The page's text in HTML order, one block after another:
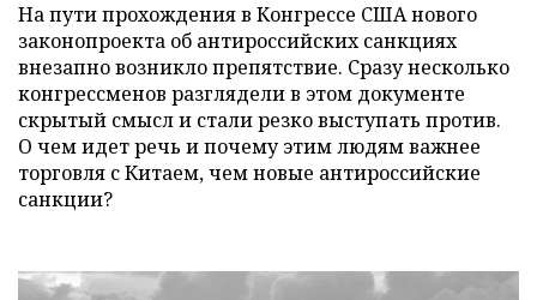
На пути прохождения в Конгрессе США нового
законопроекта об антироссийских санкциях
внезапно возникло препятствие. Сразу несколько
конгрессменов разглядели в этом документе
скрытый смысл и стали резко выступать против.
О чем идет речь и почему этим людям важнее
торговля с Китаем, чем новые антироссийские
санкции?